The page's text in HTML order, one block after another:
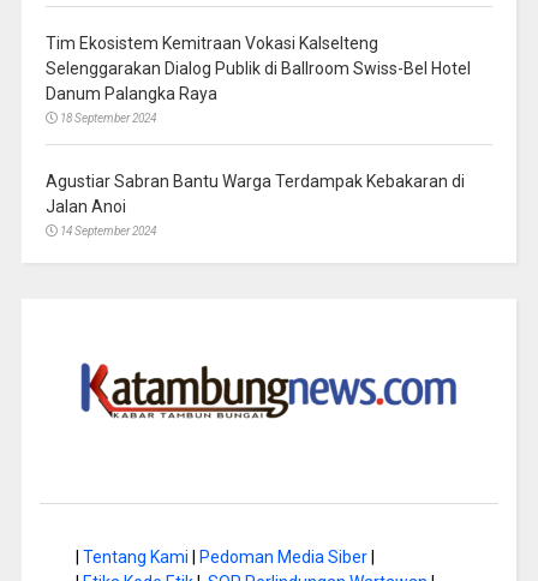
Tim Ekosistem Kemitraan Vokasi Kalselteng
Selenggarakan Dialog Publik di Ballroom Swiss-Bel Hotel
Danum Palangka Raya
18 September 2024
Agustiar Sabran Bantu Warga Terdampak Kebakaran di
Jalan Anoi
14 September 2024
Tentang Kami Pedoman Media Siber|